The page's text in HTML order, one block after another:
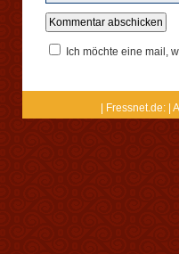
Ich möchte eine mail,
| Fressnet.de: |